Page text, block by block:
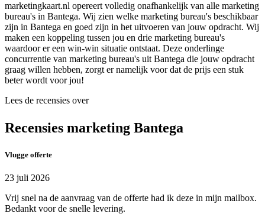
marketingkaart.nl opereert volledig onafhankelijk van alle marketing
bureau's in Bantega. Wij zien welke marketing bureau's beschikbaar
zijn in Bantega en goed zijn in het uitvoeren van jouw opdracht. Wij
maken een koppeling tussen jou en drie marketing bureau's
waardoor er een win-win situatie ontstaat. Deze onderlinge
concurrentie van marketing bureau's uit Bantega die jouw opdracht
graag willen hebben, zorgt er namelijk voor dat de prijs een stuk
beter wordt voor jou!
Lees de recensies over
Recensies marketing Bantega
Vlugge offerte
23 juli 2026
Vrij snel na de aanvraag van de offerte had ik deze in mijn mailbox.
Bedankt voor de snelle levering.